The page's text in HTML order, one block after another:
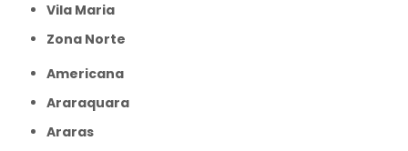
Vila Maria
Zona Norte
Americana
Araraquara
Araras